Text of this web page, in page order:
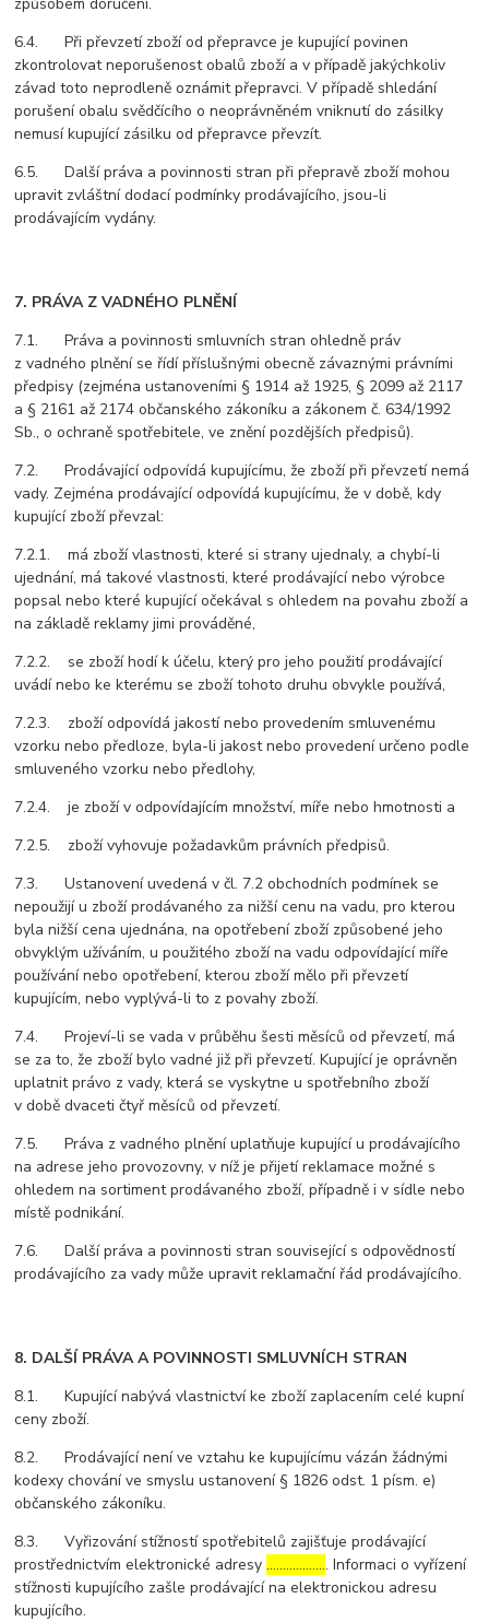
6.4. Při převzetí zboží od přepravce je kupující povinen
zkontrolovat neporušenost obalů zboží a v případě jakýchkoliv
závad toto neprodleně oznámit přepravci. V případě shledání
porušení obalu svědčícího o neoprávněném vniknutí do zásilky
nemusí kupující zásilku od přepravce převzít.
6.5. Další práva a povinnosti stran při přepravě zboží mohou
upravit zvláštní dodací podmínky prodávajícího, jsou-li
prodávajícím vydány.
7. PRÁVA Z VADNÉHO PLNĚNÍ
7.1. Práva a povinnosti smluvních stran ohledně práv
z vadného plnění se řídí příslušnými obecně závaznými právními
předpisy (zejména ustanoveními § 1914 až 1925, § 2099 až 2117
a § 2161 až 2174 občanského zákoníku a zákonem č. 634/1992
Sb., o ochraně spotřebitele, ve znění pozdějších předpisů).
7.2. Prodávající odpovídá kupujícímu, že zboží při převzetí nemá
vady. Zejména prodávající odpovídá kupujícímu, že v době, kdy
kupující zboží převzal:
7.2.1. má zboží vlastnosti, které si strany ujednaly, a chybí-li
ujednání, má takové vlastnosti, které prodávající nebo výrobce
popsal nebo které kupující očekával s ohledem na povahu zboží a
na základě reklamy jimi prováděné,
7.2.2. se zboží hodí k účelu, který pro jeho použití prodávající
uvádí nebo ke kterému se zboží tohoto druhu obvykle používá,
7.2.3. zboží odpovídá jakostí nebo provedením smluvenému
vzorku nebo předloze, byla-li jakost nebo provedení určeno podle
smluveného vzorku nebo předlohy,
7.2.4. je zboží v odpovídajícím množství, míře nebo hmotnosti a
7.2.5. zboží vyhovuje požadavkům právních předpisů.
7.3. Ustanovení uvedená v čl. 7.2 obchodních podmínek se
nepoužijí u zboží prodávaného za nižší cenu na vadu, pro kterou
byla nižší cena ujednána, na opotřebení zboží způsobené jeho
obvyklým užíváním, u použitého zboží na vadu odpovídající míře
používání nebo opotřebení, kterou zboží mělo při převzetí
kupujícím, nebo vyplývá-li to z povahy zboží.
7.4. Projeví-li se vada v průběhu šesti měsíců od převzetí, má
se za to, že zboží bylo vadné již při převzetí. Kupující je oprávněn
uplatnit právo z vady, která se vyskytne u spotřebního zboží
v době dvaceti čtyř měsíců od převzetí.
7.5. Práva z vadného plnění uplatňuje kupující u prodávajícího
na adrese jeho provozovny, v níž je přijetí reklamace možné s
ohledem na sortiment prodávaného zboží, případně i v sídle nebo
místě podnikání.
7.6. Další práva a povinnosti stran související s odpovědností
prodávajícího za vady může upravit reklamační řád prodávajícího.
8. DALŠÍ PRÁVA A POVINNOSTI SMLUVNÍCH STRAN
8.1. Kupující nabývá vlastnictví ke zboží zaplacením celé kupní
ceny zboží.
8.2. Prodávající není ve vztahu ke kupujícímu vázán žádnými
kodexy chování ve smyslu ustanovení § 1826 odst. 1 písm. e)
občanského zákoníku.
8.3. Vyřizování stížností spotřebitelů zajišťuje prodávající
prostřednictvím elektronické adresy………………. Informaci o vyřízení
stížnosti kupujícího zašle prodávající na elektronickou adresu
kupujícího.